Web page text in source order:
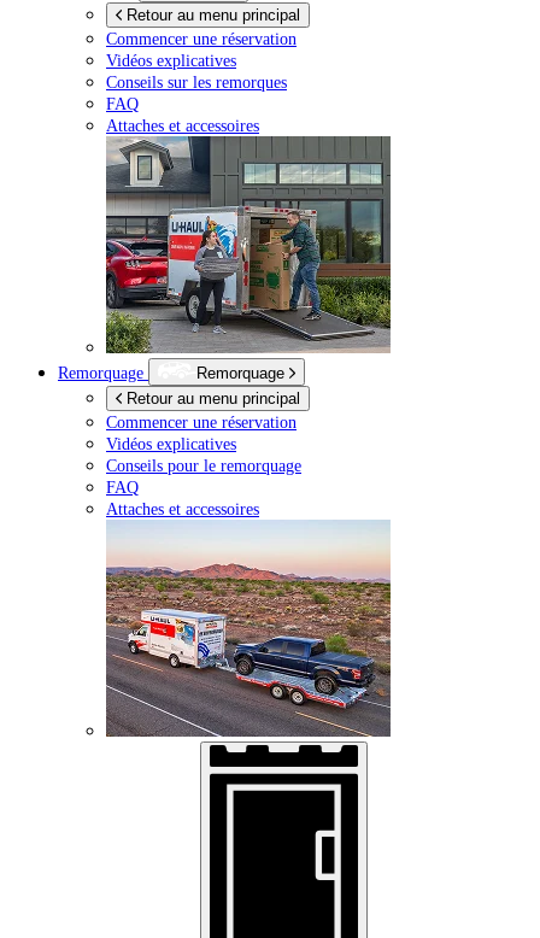
Retour au menu principal
Commencer une réservation
Vidéos explicatives
Conseils sur les remorques
FAQ
Attaches et accessoires
Remorquage
Remorquage
Retour au menu principal
Commencer une réservation
Vidéos explicatives
Conseils pour le remorquage
FAQ
Attaches et accessoires